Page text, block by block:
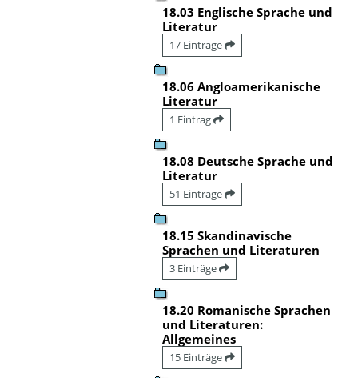
18.03 Englische Sprache und
Literatur
17 Einträge
18.06 Angloamerikanische
Literatur
1 Eintrag
18.08 Deutsche Sprache und
Literatur
51 Einträge
18.15 Skandinavische
Sprachen und Literaturen
3 Einträge
18.20 Romanische Sprachen
und Literaturen:
Allgemeines
15 Einträge